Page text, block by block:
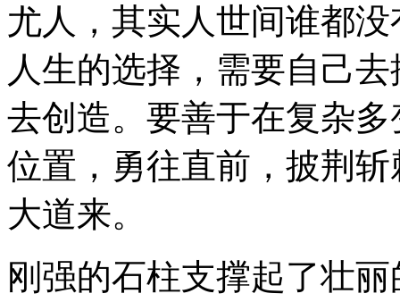
尤人，其实人世间谁都
人生的选择，需要自己
去创造。要善于在复杂
位置，勇往直前，披荆
大道来。
刚强的石柱支撑起了壮